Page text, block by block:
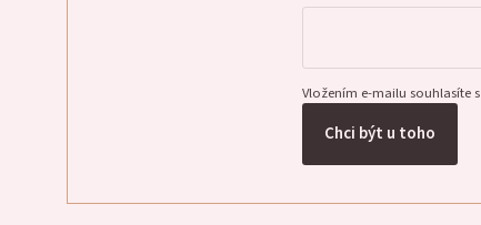
Vložením e-mailu souhlasíte s
Chci být u toho